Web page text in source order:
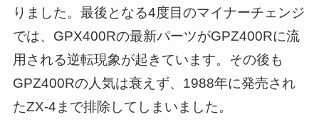
りました。最後となる4度目のマイナーチェンジ
では、GPX400Rの最新パーツがGPZ400Rに流
用される逆転現象が起きています。その後も
GPZ400Rの人気は衰えず、1988年に発売され
たZX-4まで排除してしまいました。